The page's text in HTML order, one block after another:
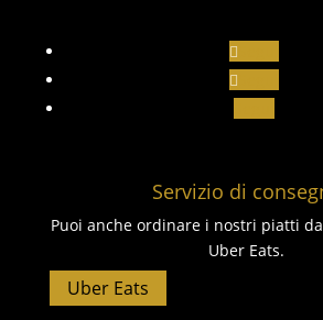
Servizio di
Puoi anche ordinare i nostri piatti
Uber Eats.
Uber Eats